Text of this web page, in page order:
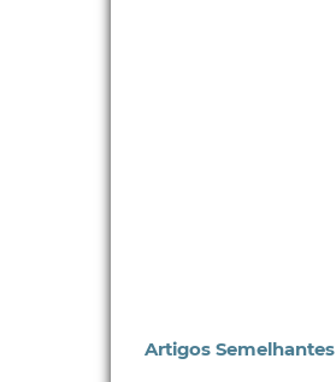
Artigos Semelhantes